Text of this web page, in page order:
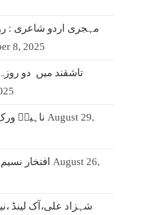
مہجری اردو شاعری :
8, 2025
تاشقند میں دو
ناہیدؔ August 29,
افتخار August 26,
شہزاد علی،آک لینڈ